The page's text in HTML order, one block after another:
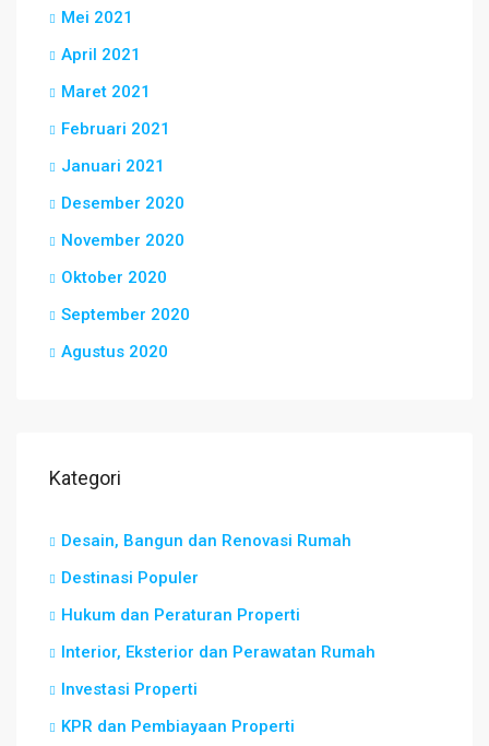
Mei 2021
April 2021
Maret 2021
Februari 2021
Januari 2021
Desember 2020
November 2020
Oktober 2020
September 2020
Agustus 2020
Kategori
Desain, Bangun dan Renovasi Rumah
Destinasi Populer
Hukum dan Peraturan Properti
Interior, Eksterior dan Perawatan Rumah
Investasi Properti
KPR dan Pembiayaan Properti